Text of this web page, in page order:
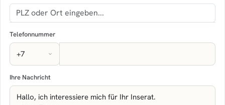
Telefonnummer
Ihre Nachricht